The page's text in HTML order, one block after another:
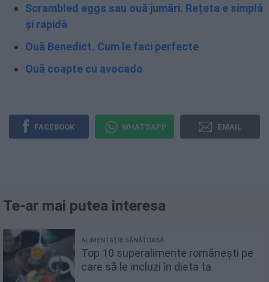
Scrambled eggs sau ouă jumări. Rețeta e simplă
și rapidă
Ouă Benedict. Cum le faci perfecte
Ouă coapte cu avocado
FACEBOOK WHATSAPP EMAIL
Te-ar mai putea interesa
Top 10 superalimente românești pe
care să le incluzi în dieta ta